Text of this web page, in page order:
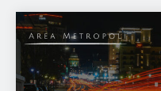
Saltar
al
contenido